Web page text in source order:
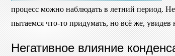
процесс можно наблюдать в летний период.
пытаемся что-то придумать, но всё же,
Негативное влияние